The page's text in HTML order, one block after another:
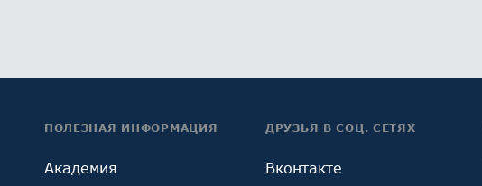
ПОЛЕЗНАЯ ИНФОРМАЦИЯ
Академия
ДРУЗЬЯ В СОЦ. СЕТЯХ
Вконтакте